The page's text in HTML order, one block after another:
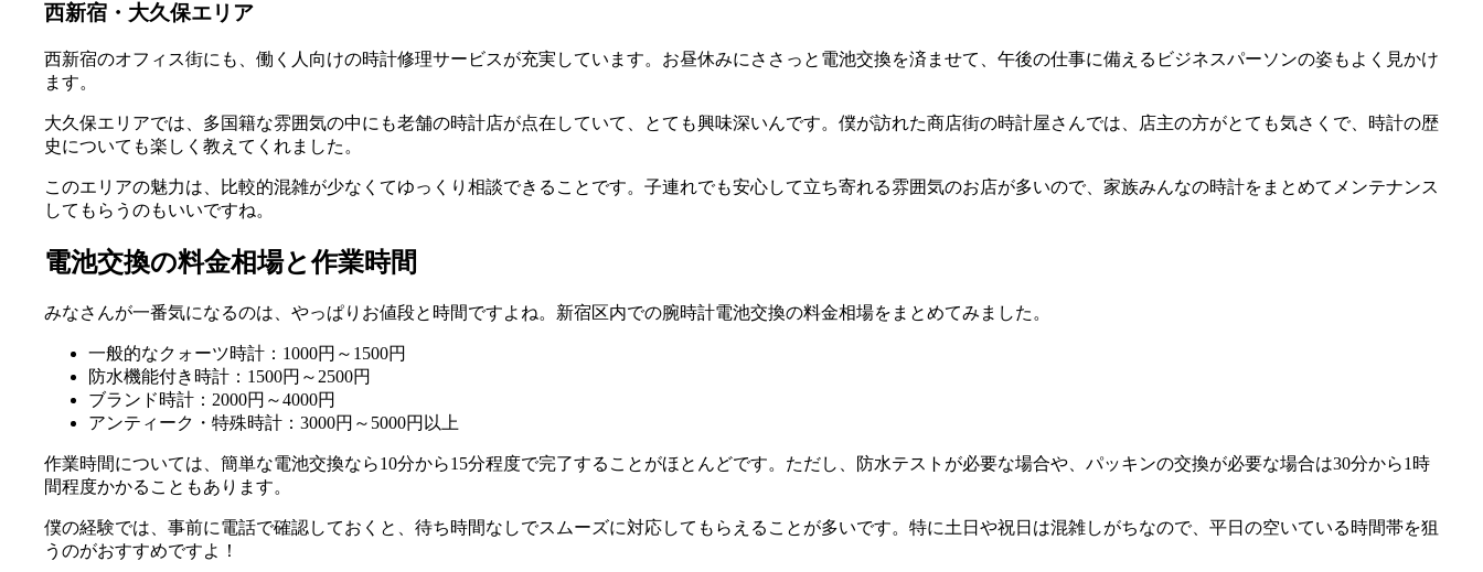
西新宿・大久保エリア
西新宿のオフィス街にも、働く人向けの時計修理サービスが充実しています。お昼休みにささっと電池交換を済ませて、午後の仕事に備えるビジネスパーソンの姿もよく見かけ
ます。
大久保エリアでは、多国籍な雰囲気の中にも老舗の時計店が点在していて、とても興味深いんです。僕が訪れた商店街の時計屋さんでは、店主の方がとても気さくで、時計の歴
史についても楽しく教えてくれました。
このエリアの魅力は、比較的混雑が少なくてゆっくり相談できることです。子連れでも安心して立ち寄れる雰囲気のお店が多いので、家族みんなの時計をまとめてメンテナンス
してもらうのもいいですね。
電池交換の料金相場と作業時間
みなさんが一番気になるのは、やっぱりお値段と時間ですよね。新宿区内での腕時計電池交換の料金相場をまとめてみました。
一般的なクォーツ時計：1000円～1500円
防水機能付き時計：1500円～2500円
ブランド時計：2000円～4000円
アンティーク・特殊時計：3000円～5000円以上
作業時間については、簡単な電池交換なら10分から15分程度で完了することがほとんどです。ただし、防水テストが必要な場合や、パッキンの交換が必要な場合は30分から1時
間程度かかることもあります。
僕の経験では、事前に電話で確認しておくと、待ち時間なしでスムーズに対応してもらえることが多いです。特に土日や祝日は混雑しがちなので、平日の空いている時間帯を狙
うのがおすすめですよ！